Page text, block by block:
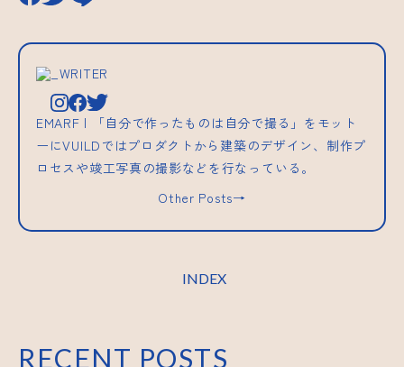
_WRITER
EMARF | 「自分で作ったものは自分で撮る」をモット
ーにVUILDではプロダクトから建築のデザイン、制作プ
ロセスや竣工写真の撮影などを行なっている。
Other Posts→
INDEX
RECENT POSTS